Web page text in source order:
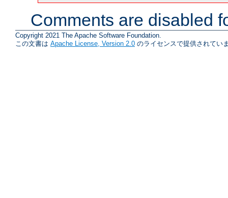
Comments are disabled
Copyright 2021 The Apache Software Foundation.
この文書は Apache License, Version 2.0 のライセンスで提供されてい